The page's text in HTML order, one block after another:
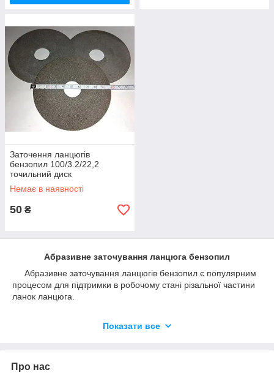
Заточення ланцюгів
бензопил 100/3.2/22,2
точильний диск
Немає в наявності
50 ₴
Абразивне заточування ланцюга бензопил
Абразивне заточування ланцюгів бензопил є популярним
процесом для підтримки в робочому стані різальної частини
ланок ланцюга.
Показати все
Про нас